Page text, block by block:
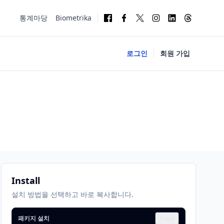
통계마당 Biometrika
로그인 회원 가입
Install
설치 방법을 선택하고 바로 복사합니다.
패키지 설치